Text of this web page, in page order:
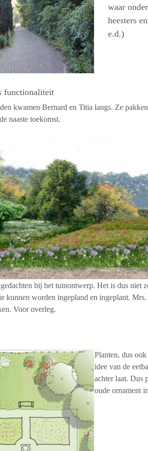
waar
heesters
e.d.)
functionaliteit
kwamen Bernard en Titia langs. Ze
naaste toekomst.
bij het tuinontwerp. Het is dus niet
kunnen worden ingepland en ingeplant.
Voor overleg.
Planten, dus
idee van de
achter laat. Dus
oude ornament